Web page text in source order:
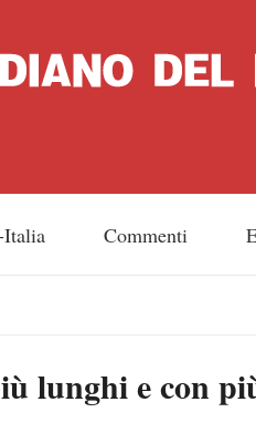
Commenti
lunghi e con